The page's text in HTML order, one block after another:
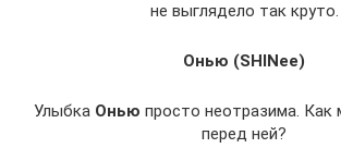
не выглядело так круто.
Онью (SHINee)
Улыбка Онью просто неотразима. Как
перед ней?